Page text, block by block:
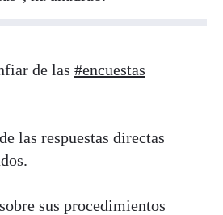
de las #encuestas
las respuestas directas
sus procedimientos